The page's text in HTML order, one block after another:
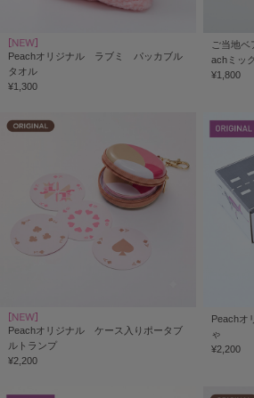
Peachオリジナル ラブミ パッカブル
タオル
¥1,300
ご当地
achミッ
¥1,800
Peachオリジナル ケース入りポータブ
ルトランプ
¥2,200
Peachオ
ゃ
¥2,200